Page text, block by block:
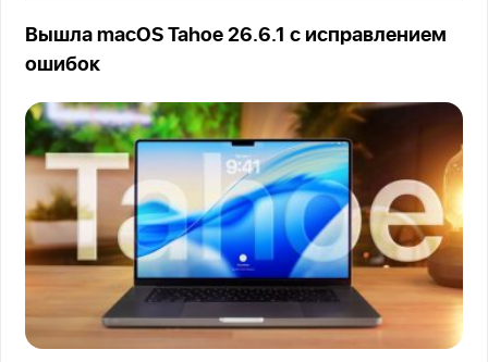
Вышла macOS Tahoe 26.6.1 с исправлением
ошибок